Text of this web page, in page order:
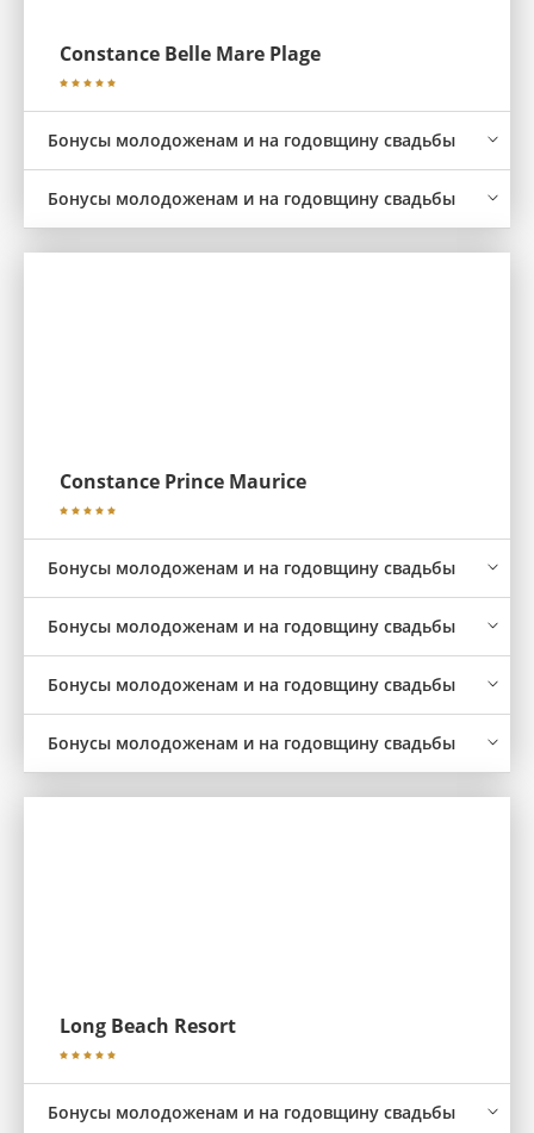
Constance Belle Mare Plage
Бонусы молодоженам и на годовщину свадьбы
Бонусы молодоженам и на годовщину свадьбы
Constance Prince Maurice
Бонусы молодоженам и на годовщину свадьбы
Бонусы молодоженам и на годовщину свадьбы
Бонусы молодоженам и на годовщину свадьбы
Бонусы молодоженам и на годовщину свадьбы
Long Beach Resort
Бонусы молодоженам и на годовщину свадьбы